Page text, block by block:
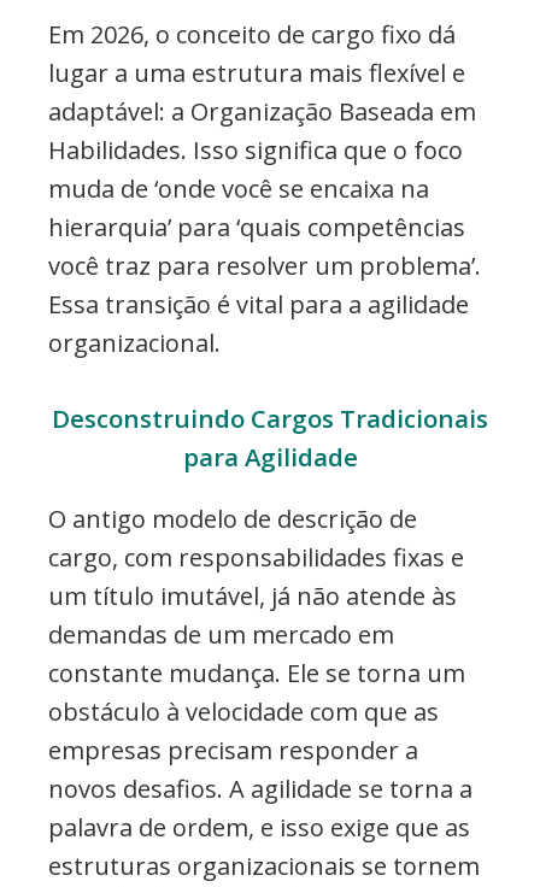
Em 2026, o conceito de cargo fixo dá
lugar a uma estrutura mais flexível e
adaptável: a Organização Baseada em
Habilidades. Isso significa que o foco
muda de ‘onde você se encaixa na
hierarquia’ para ‘quais competências
você traz para resolver um problema’.
Essa transição é vital para a agilidade
organizacional.
Desconstruindo Cargos Tradicionais
para Agilidade
O antigo modelo de descrição de
cargo, com responsabilidades fixas e
um título imutável, já não atende às
demandas de um mercado em
constante mudança. Ele se torna um
obstáculo à velocidade com que as
empresas precisam responder a
novos desafios. A agilidade se torna a
palavra de ordem, e isso exige que as
estruturas organizacionais se tornem